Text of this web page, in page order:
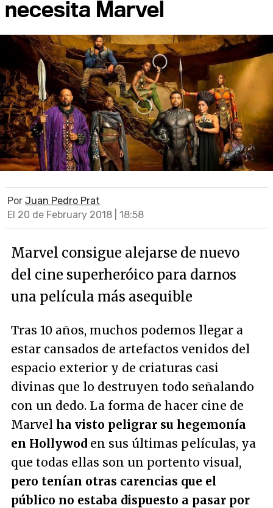
necesita Marvel
Por Juan Pedro Prat
El 20 de February 2018 | 18:58
Marvel consigue alejarse de nuevo
del cine superheróico para darnos
una película más asequible
Tras 10 años, muchos podemos llegar a
estar cansados de artefactos venidos del
espacio exterior y de criaturas casi
divinas que lo destruyen todo señalando
con un dedo. La forma de hacer cine de
Marvel ha visto peligrar su hegemonía
en Hollywod en sus últimas películas, ya
que todas ellas son un portento visual,
pero tenían otras carencias que el
público no estaba dispuesto a pasar por